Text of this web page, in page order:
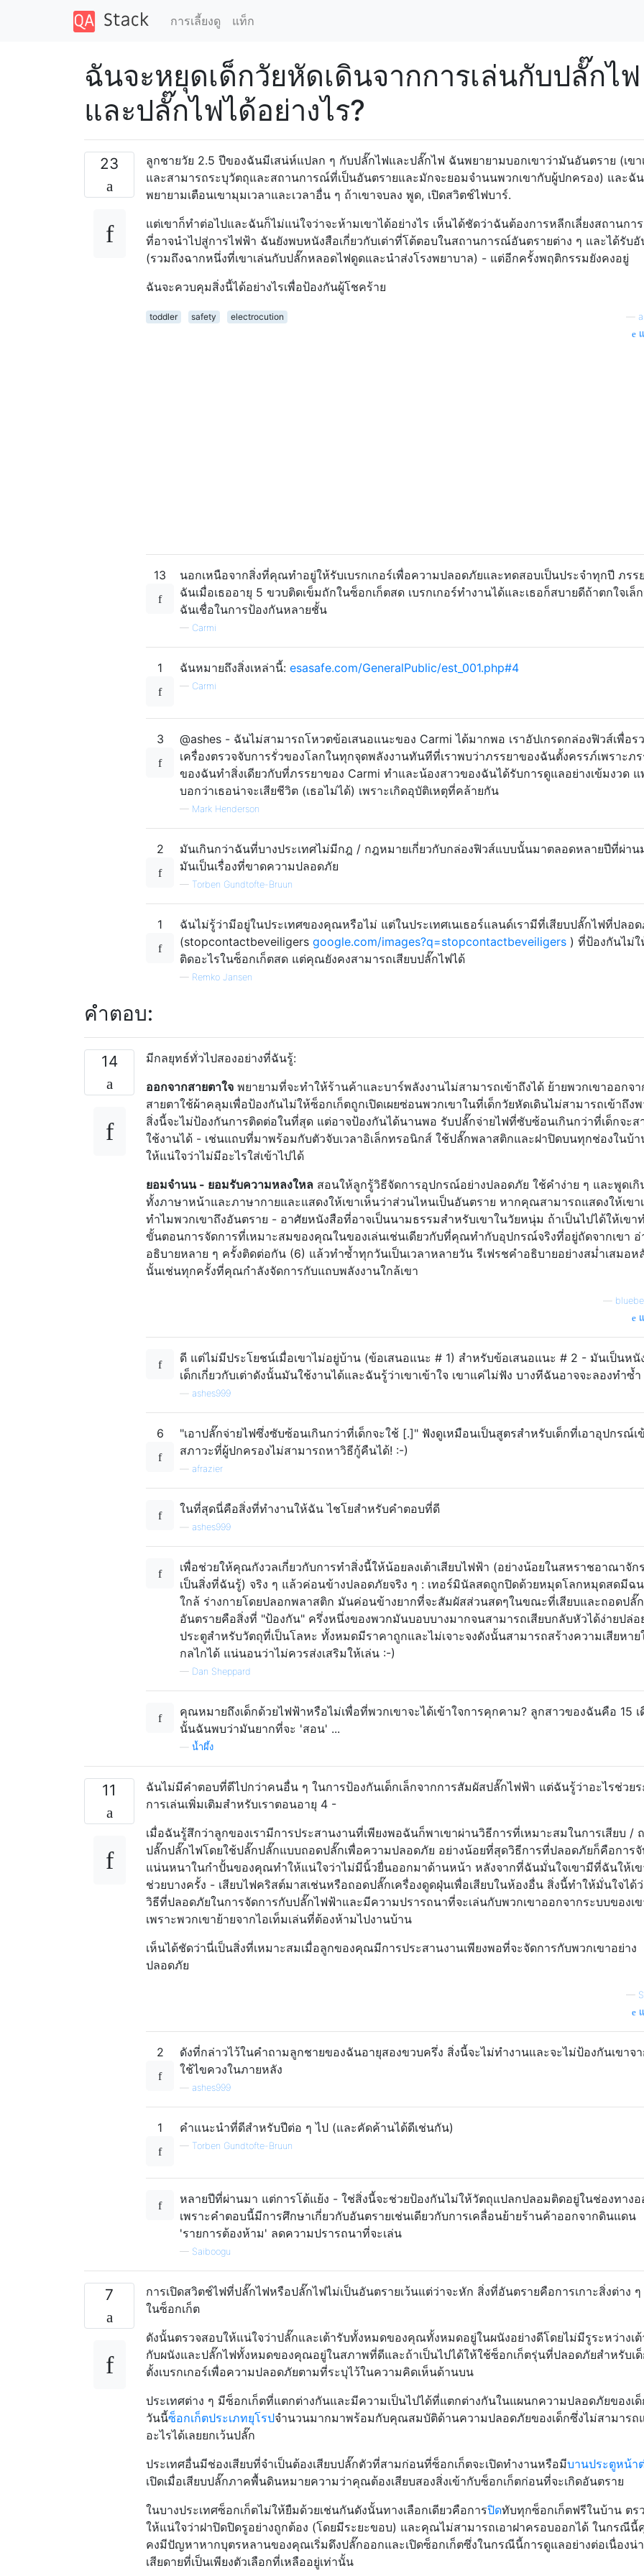
การเลี้ยงดู แท็ก
ฉันจะหยุดเด็กวัยหัดเดินจากการเล่นกับปลั๊กไฟ
และปลั๊กไฟได้อย่างไร?
23
ลูกชายวัย 2.5 ปีของฉันมีเสน่ห์แปลก ๆ กับปลั๊กไฟและปลั๊กไฟ ฉันพยายามบอกเขาว่ามันอันตราย (เขา
และสามารถระบุวัตถุและสถานการณ์ที่เป็นอันตรายและมักจะยอมจำนนพวกเขากับผู้ปกครอง) และฉัน
พยายามเตือนเขามุมเวลาและเวลาอื่น ๆ ถ้าเขาจบลง พูด, เปิดสวิตช์ไฟบาร์.
แต่เขาก็ทำต่อไปและฉันก็ไม่แน่ใจว่าจะห้ามเขาได้อย่างไร เห็นได้ชัดว่าฉันต้องการหลีกเลี่ยงสถานกา
ที่อาจนำไปสู่การไฟฟ้า ฉันยังพบหนังสือเกี่ยวกับเต่าที่โต้ตอบในสถานการณ์อันตรายต่าง ๆ และได้รับอั
(รวมถึงฉากหนึ่งที่เขาเล่นกับปลั๊กหลอดไฟดูดและนำส่งโรงพยาบาล) - แต่อีกครั้งพฤติกรรมยังคงอยู่
ฉันจะควบคุมสิ่งนี้ได้อย่างไรเพื่อป้องกันผู้โชคร้าย
toddler safety electrocution
13
นอกเหนือจากสิ่งที่คุณทำอยู่ให้รับเบรกเกอร์เพื่อความปลอดภัยและทดสอบเป็นประจำทุกปี ภรร
ฉันเมื่อเธออายุ 5 ขวบติดเข็มถักในซ็อกเก็ตสด เบรกเกอร์ทำงานได้และเธอก็สบายดีถ้าตกใจเล็
ฉันเชื่อในการป้องกันหลายชั้น
— Carmi
1 ฉันหมายถึงสิ่งเหล่านี้: esasafe.com/GeneralPublic/est_001.php#4
— Carmi
3
@ashes - ฉันไม่สามารถโหวตข้อเสนอแนะของ Carmi ได้มากพอ เราอัปเกรดกล่องฟิวส์เพื่อร
เครื่องตรวจจับการรั่วของโลกในทุกจุดพลังงานทันทีที่เราพบว่าภรรยาของฉันตั้งครรภ์เพราะภร
ของฉันทำสิ่งเดียวกับที่ภรรยาของ Carmi ทำและน้องสาวของฉันได้รับการดูแลอย่างเข้มงวด
บอกว่าเธอน่าจะเสียชีวิต (เธอไม่ได้) เพราะเกิดอุบัติเหตุที่คล้ายกัน
— Mark Henderson
2
มันเกินกว่าฉันที่บางประเทศไม่มีกฎ / กฎหมายเกี่ยวกับกล่องฟิวส์แบบนั้นมาตลอดหลายปีที่ผ่าน
มันเป็นเรื่องที่ขาดความปลอดภัย
— Torben Gundtofte-Bruun
1
ฉันไม่รู้ว่ามีอยู่ในประเทศของคุณหรือไม่ แต่ในประเทศเนเธอร์แลนด์เรามีที่เสียบปลั๊กไฟที่ปลอ
(stopcontactbeveiligers google.com/images?q=stopcontactbeveiligers ) ที่ป้องกันไม่ใ
ติดอะไรในซ็อกเก็ตสด แต่คุณยังคงสามารถเสียบปลั๊กไฟได้
— Remko Jansen
คำตอบ:
14
มีกลยุทธ์ทั่วไปสองอย่างที่ฉันรู้:
ออกจากสายตาใจ พยายามที่จะทำให้ร้านค้าและบาร์พลังงานไม่สามารถเข้าถึงได้ ย้ายพวกเขาออกจา
สายตาใช้ผ้าคลุมเพื่อป้องกันไม่ให้ซ็อกเก็ตถูกเปิดเผยซ่อนพวกเขาในที่เด็กวัยหัดเดินไม่สามารถเข้าถึงพ
สิ่งนี้จะไม่ป้องกันการติดต่อในที่สุด แต่อาจป้องกันได้นานพอ รับปลั๊กจ่ายไฟที่ซับซ้อนเกินกว่าที่เด็กจะส
ใช้งานได้ - เช่นแถบที่มาพร้อมกับตัวจับเวลาอิเล็กทรอนิกส์ ใช้ปลั๊กพลาสติกและฝาปิดบนทุกช่องในบ้า
ให้แน่ใจว่าไม่มีอะไรใส่เข้าไปได้
ยอมจำนน - ยอมรับความหลงใหล สอนให้ลูกรู้วิธีจัดการอุปกรณ์อย่างปลอดภัย ใช้คำง่าย ๆ และพูดเกิ
ทั้งภาษาหน้าและภาษากายและแสดงให้เขาเห็นว่าส่วนไหนเป็นอันตราย หากคุณสามารถแสดงให้เขา
ทำไมพวกเขาถึงอันตราย - อาศัยหนังสือที่อาจเป็นนามธรรมสำหรับเขาในวัยหนุ่ม ถ้าเป็นไปได้ให้เขา
ขั้นตอนการจัดการที่เหมาะสมของคุณในของเล่นเช่นเดียวกับที่คุณทำกับอุปกรณ์จริงที่อยู่ถัดจากเขา อ่
อธิบายหลาย ๆ ครั้งติดต่อกัน (6) แล้วทำซ้ำทุกวันเป็นเวลาหลายวัน รีเฟรชคำอธิบายอย่างสม่ำเสมอห
นั้นเช่นทุกครั้งที่คุณกำลังจัดการกับแถบพลังงานใกล้เขา
ดี แต่ไม่มีประโยชน์เมื่อเขาไม่อยู่บ้าน (ข้อเสนอแนะ # 1) สำหรับข้อเสนอแนะ # 2 - มันเป็นหนั
เด็กเกี่ยวกับเต่าดังนั้นมันใช้งานได้และฉันรู้ว่าเขาเข้าใจ เขาแค่ไม่ฟัง บางทีฉันอาจจะลองทำซ้ำ
ashes999
6
"เอาปลั๊กจ่ายไฟซึ่งซับซ้อนเกินกว่าที่เด็กจะใช้ [.]" ฟังดูเหมือนเป็นสูตรสำหรับเด็กที่เอาอุปกรณ์เ
สภาวะที่ผู้ปกครองไม่สามารถหาวิธีกู้คืนได้! :-)
afrazier
ในที่สุดนี่คือสิ่งที่ทำงานให้ฉัน ไชโยสำหรับคำตอบที่ดี
ashes999
เพื่อช่วยให้คุณกังวลเกี่ยวกับการทำสิ่งนี้ให้น้อยลงเต้าเสียบไฟฟ้า (อย่างน้อยในสหราชอาณาจัก
เป็นสิ่งที่ฉันรู้) จริง ๆ แล้วค่อนข้างปลอดภัยจริง ๆ : เทอร์มินัลสดถูกปิดด้วยหมุดโลกหมุดสดมีฉ
ใกล้ ร่างกายโดยปลอกพลาสติก มันค่อนข้างยากที่จะสัมผัสส่วนสดๆในขณะที่เสียบและถอดปลั๊
อันตรายคือสิ่งที่ "ป้องกัน" ครึ่งหนึ่งของพวกมันบอบบางมากจนสามารถเสียบกลับหัวได้ง่ายปล่อ
ประตูสำหรับวัตถุที่เป็นโลหะ ทั้งหมดมีราคาถูกและไม่เจาะจงดังนั้นสามารถสร้างความเสียหาย
กลไกได้ แน่นอนว่าไม่ควรส่งเสริมให้เล่น :-)
— Dan Sheppard
คุณหมายถึงเด็กด้วยไฟฟ้าหรือไม่เพื่อที่พวกเขาจะได้เข้าใจการคุกคาม? ลูกสาวของฉันคือ 15 เ
นั้นฉันพบว่ามันยากที่จะ 'สอน' ...
น้ำผึ้ง
11
ฉันไม่มีคำตอบที่ดีไปกว่าคนอื่น ๆ ในการป้องกันเด็กเล็กจากการสัมผัสปลั๊กไฟฟ้า แต่ฉันรู้ว่าอะไรช่วยร
การเล่นเพิ่มเติมสำหรับเราตอนอายุ 4 -
เมื่อฉันรู้สึกว่าลูกของเรามีการประสานงานที่เพียงพอฉันก็พาเขาผ่านวิธีการที่เหมาะสมในการเสียบ /
ปลั๊กปลั๊กไฟโดยใช้ปลั๊กปลั๊กแบบถอดปลั๊กเพื่อความปลอดภัย อย่างน้อยที่สุดวิธีการที่ปลอดภัยก็คือการ
แน่นหนาในกำปั้นของคุณทำให้แน่ใจว่าไม่มีนิ้วยื่นออกมาด้านหน้า หลังจากที่ฉันมั่นใจเขามีที่ฉันให้เข
ช่วยบางครั้ง - เสียบไฟคริสต์มาสเช่นหรือถอดปลั๊กเครื่องดูดฝุ่นเพื่อเสียบในห้องอื่น สิ่งนี้ทำให้มั่นใจได้ว่
วิธีที่ปลอดภัยในการจัดการกับปลั๊กไฟฟ้าและมีความปรารถนาที่จะเล่นกับพวกเขาออกจากระบบของเข
เพราะพวกเขาย้ายจากไอเท็มเล่นที่ต้องห้ามไปงานบ้าน
เห็นได้ชัดว่านี่เป็นสิ่งที่เหมาะสมเมื่อลูกของคุณมีการประสานงานเพียงพอที่จะจัดการกับพวกเขาอย่าง
ปลอดภัย
—
2
ดังที่กล่าวไว้ในคำถามลูกชายของฉันอายุสองขวบครึ่ง สิ่งนี้จะไม่ทำงานและจะไม่ป้องกันเขาจ
ใช้ไขควงในภายหลัง
ashes999
1 คำแนะนำที่ดีสำหรับปีต่อ ๆ ไป (และคัดค้านได้ดีเช่นกัน)
— Torben Gundtofte-Bruun
หลายปีที่ผ่านมา แต่การโต้แย้ง - ใช่สิ่งนี้จะช่วยป้องกันไม่ให้วัตถุแปลกปลอมติดอยู่ในช่องทางอ
เพราะคำตอบนี้มีการศึกษาเกี่ยวกับอันตรายเช่นเดียวกับการเคลื่อนย้ายร้านค้าออกจากดินแดน
'รายการต้องห้าม' ลดความปรารถนาที่จะเล่น
— Saiboogu
7
การเปิดสวิตช์ไฟที่ปลั๊กไฟหรือปลั๊กไฟไม่เป็นอันตรายเว้นแต่ว่าจะหัก สิ่งที่อันตรายคือการเกาะสิ่งต่าง ๆ
ในซ็อกเก็ต
ดังนั้นตรวจสอบให้แน่ใจว่าปลั๊กและเต้ารับทั้งหมดของคุณทั้งหมดอยู่ในผนังอย่างดีโดยไม่มีรูระหว่างเต้
กับผนังและปลั๊กไฟทั้งหมดของคุณอยู่ในสภาพที่ดีและถ้าเป็นไปได้ให้ใช้ซ็อกเก็ตรุ่นที่ปลอดภัยสำหรับเ
ตั้งเบรกเกอร์เพื่อความปลอดภัยตามที่ระบุไว้ในความคิดเห็นด้านบน
ประเทศต่าง ๆ มีซ็อกเก็ตที่แตกต่างกันและมีความเป็นไปได้ที่แตกต่างกันในแผนกความปลอดภัยของเ
วันนี้ซ็อกเก็ตประเภทยุโรปจำนวนมากมาพร้อมกับคุณสมบัติด้านความปลอดภัยของเด็กซึ่งไม่สามารถ
อะไรได้เลยยกเว้นปลั๊ก
ประเทศอื่นมีช่องเสียบที่จำเป็นต้องเสียบปลั๊กตัวที่สามก่อนที่ซ็อกเก็ตจะเปิดทำงานหรือมีบานประตูหน้า
เปิดเมื่อเสียบปลั๊กภาคพื้นดินหมายความว่าคุณต้องเสียบสองสิ่งเข้ากับซ็อกเก็ตก่อนที่จะเกิดอันตราย
ในบางประเทศซ็อกเก็ตไม่ให้ยืมด้วยเช่นกันดังนั้นทางเลือกเดียวคือการปิดทับทุกซ็อกเก็ตฟรีในบ้าน ตร
ให้แน่ใจว่าฝาปิดปิดรูอย่างถูกต้อง (โดยมีระยะขอบ) และคุณไม่สามารถเอาฝาครอบออกได้ ในกรณีนี้
คงมีปัญหาหากบุตรหลานของคุณเริ่มดึงปลั๊กออกและเปิดซ็อกเก็ตซึ่งในกรณีนี้การดูแลอย่างต่อเนื่องน่า
เสียดายที่เป็นเพียงตัวเลือกที่เหลืออยู่เท่านั้น